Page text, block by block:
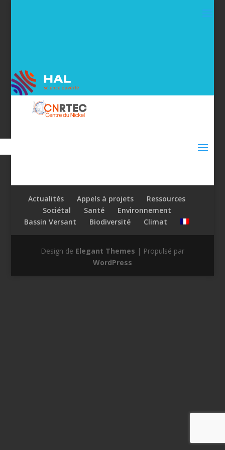
Actualités Appels à projets
Ressources
Sociétal
Santé
Environnement
Bassin Versant
Biodiversité Climat
Design de Elegant Themes | Propulsé par
WordPress